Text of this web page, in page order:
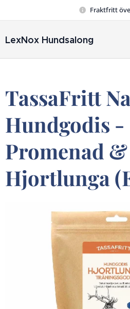
Fraktfritt
LexNox Hundsalong
TassaFritt
Hundgodis -
Promenad
Hjortlunga